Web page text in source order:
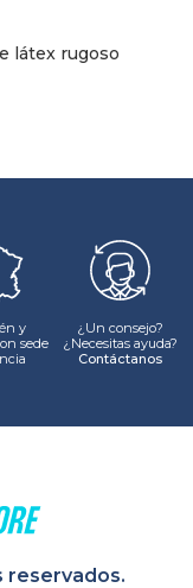
látex rugoso
y
sede
¿Un consejo?
¿Necesitas ayuda?
Contáctanos
reservados.